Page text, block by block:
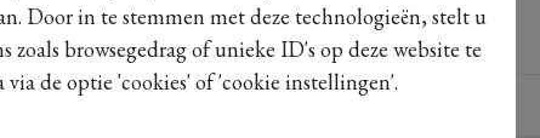
Door in te stemmen met deze technologieën, stelt u
browsegedrag of unieke ID's op deze website te
de optie 'cookies' of 'cookie instellingen'.
€ 15.000 € 15.000